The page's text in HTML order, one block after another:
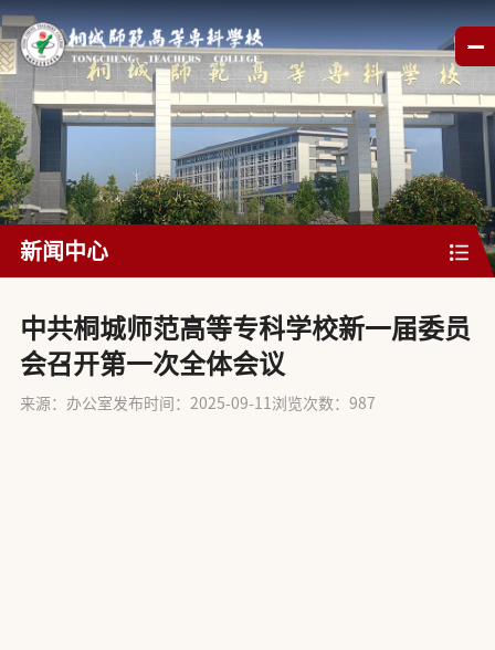
新闻中心
中共桐城师范高等专科学校新一届委员
会召开第一次全体会议
来源：办公室 发布时间：2025-09-11 浏览次数： 987